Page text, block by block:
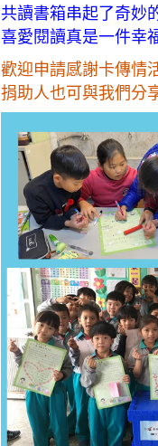
共讀書箱串起了奇妙
喜愛閱讀真是一件幸
歡迎申請感謝卡傳情
捐助人也可與我們分